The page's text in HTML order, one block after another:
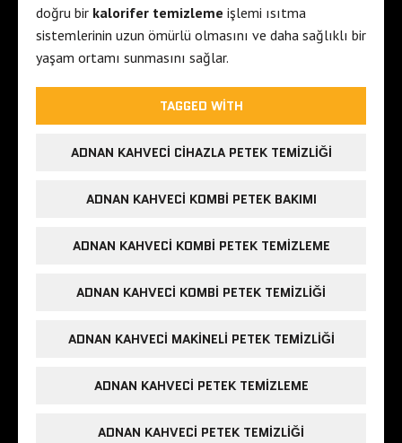
doğru bir kalorifer temizleme işlemi ısıtma
sistemlerinin uzun ömürlü olmasını ve daha sağlıklı bir
yaşam ortamı sunmasını sağlar.
TAGGED WITH
ADNAN KAHVECI CIHAZLA PETEK TEMIZLIĞI
ADNAN KAHVECI KOMBI PETEK BAKIMI
ADNAN KAHVECI KOMBI PETEK TEMIZLEME
ADNAN KAHVECI KOMBI PETEK TEMIZLIĞI
ADNAN KAHVECI MAKINELI PETEK TEMIZLIĞI
ADNAN KAHVECI PETEK TEMIZLEME
ADNAN KAHVECI PETEK TEMIZLIĞI